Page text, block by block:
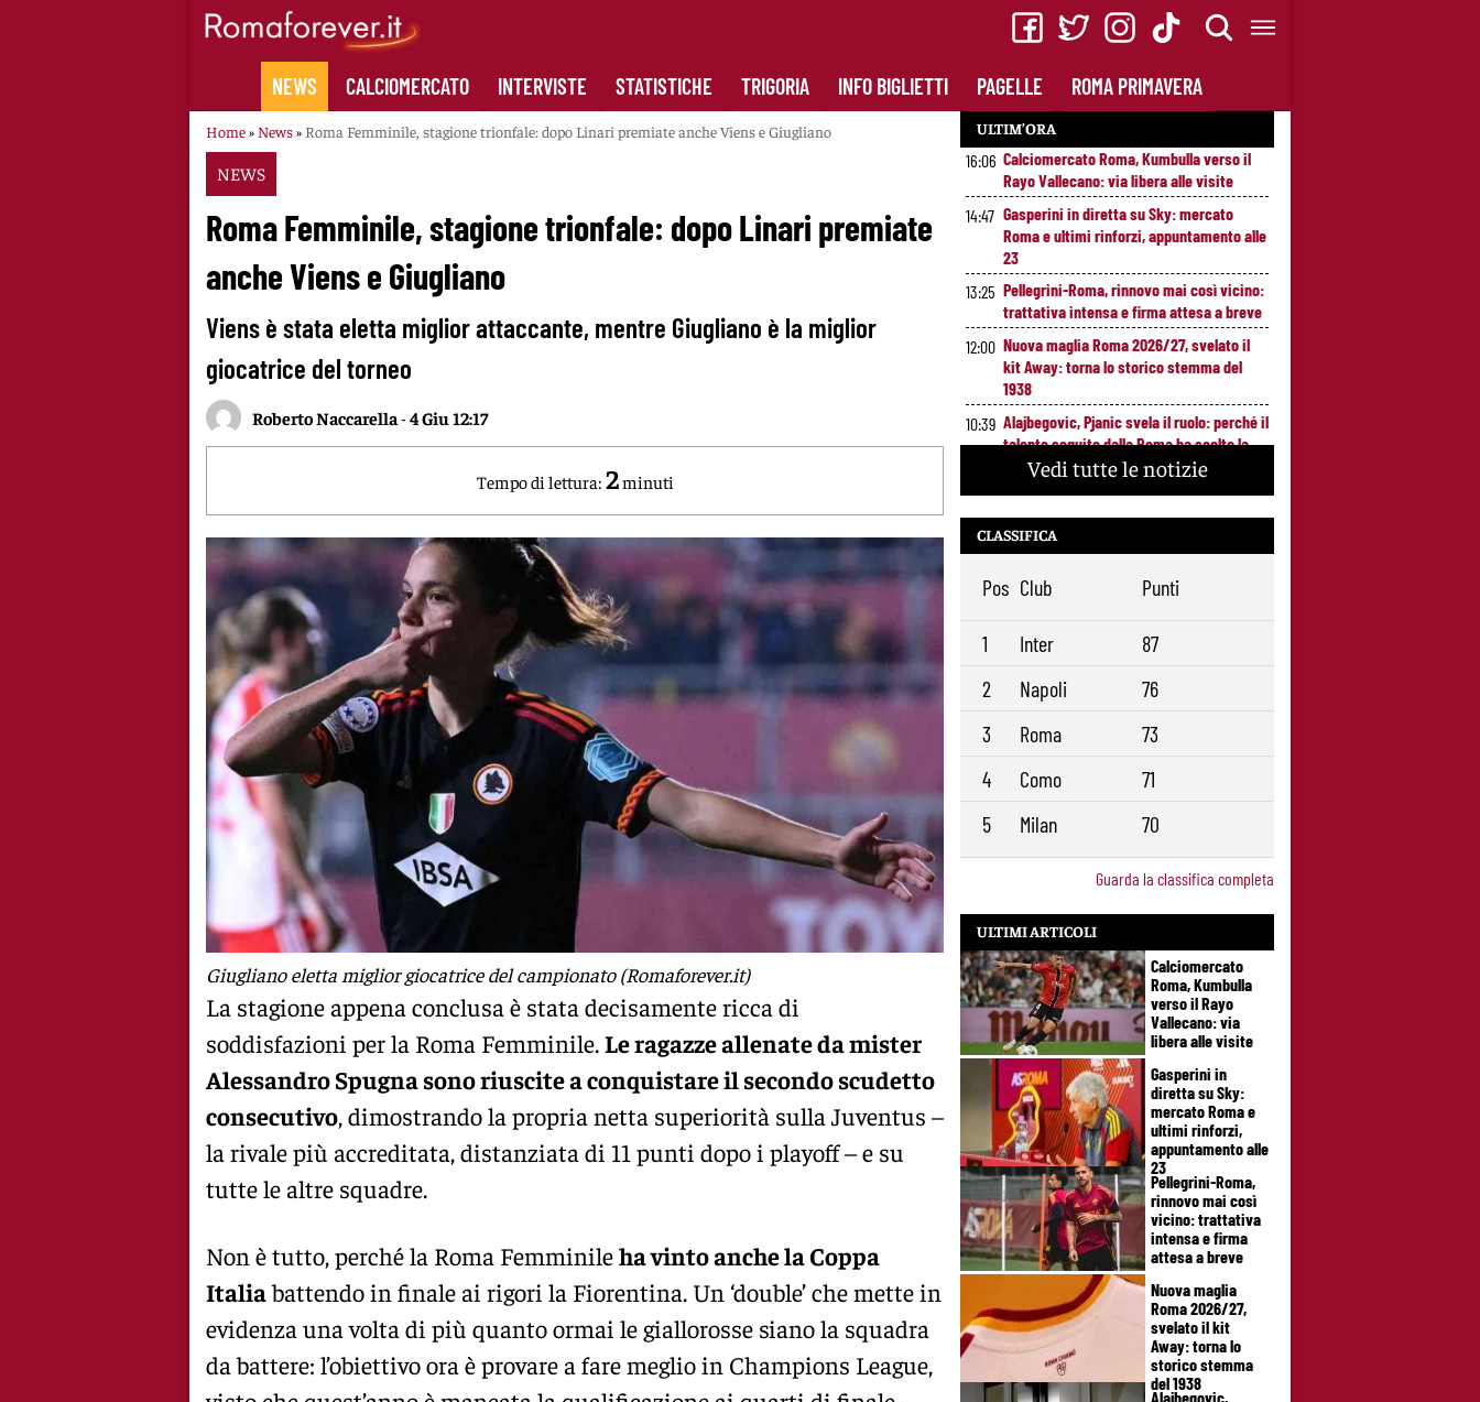
NEWS CALCIOMERCATO INTERVISTE STATISTICHE TRIGORIA INFO BIGLIETTI PAGELLE ROMA PRIMAVERA
Home» News» Roma Femminile, stagione trionfale: dopo Linari premiate anche Viens e Giugliano
NEWS
Roma Femminile, stagione trionfale: dopo Linari premiate
anche Viens e Giugliano
Viens è stata eletta miglior attaccante, mentre Giugliano è la miglior
giocatrice del torneo
Roberto Naccarella -4 Giu 12:17
Tempo di lettura: 2minuti
Giugliano eletta miglior giocatrice del campionato (Romaforever.it)
La stagione appena conclusa è stata decisamente ricca di
soddisfazioni per la Roma Femminile.Le ragazze allenate da mister
Alessandro Spugna sono riuscite a conquistare il secondo scudetto
consecutivo, dimostrando la propria netta superiorità sulla Juventus –
la rivale più accreditata, distanziata di 11 punti dopo i playoff – e su
tutte le altre squadre.
Non è tutto, perché la Roma Femminileha vinto anche la Coppa
Italiabattendo in finale ai rigori la Fiorentina. Un ‘double’ che mette in
evidenza una volta di più quanto ormai le giallorosse siano la squadra
da battere: l’obiettivo ora è provare a fare meglio in Champions League,
ULTIM’ORA
16:06 Calciomercato Roma, Kumbulla verso il
Rayo Vallecano: via libera alle visite
14:47 Gasperini in diretta su Sky: mercato
Roma e ultimi rinforzi, appuntamento alle
23
13:25 Pellegrini-Roma, rinnovo mai così vicino:
trattativa intensa e firma attesa a breve
12:00 Nuova maglia Roma 2026/27, svelato il
kit Away: torna lo storico stemma del
1938
10:39 Alajbegovic, Pjanic svela il ruolo: perché il
talento seguito dalla Roma ha scelto la
Juventus
9:29
Roma, il mercato ora è nelle sue mani:
dopo Molina manca soltanto l’ala
Vedi tutte le notizie
CLASSIFICA
Pos Club Punti
1 Inter
87
2
Napoli
76
3
Roma
73
4
Como
71
5
Milan 70
Guarda la classifica completa
ULTIMI ARTICOLI
Calciomercato
Roma, Kumbulla
verso il Rayo
Vallecano: via
libera alle visite
Gasperini in
diretta su Sky:
mercato Roma e
ultimi rinforzi,
appuntamento alle
23
Pellegrini-Roma,
rinnovo mai così
vicino: trattativa
intensa e firma
attesa a breve
Nuova maglia
Roma 2026/27,
svelato il kit
Away: torna lo
storico stemma
del 1938
Alajbegovic,